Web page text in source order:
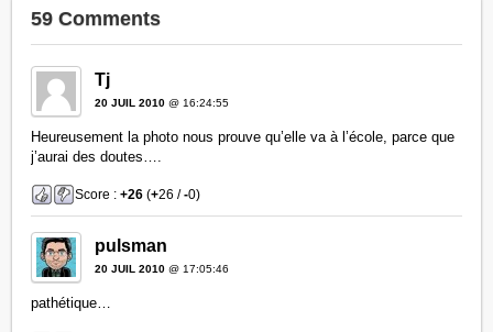
59 Comments
Tj
20 JUIL 2010 @ 16:24:55
Heureusement la photo nous prouve qu’elle va à l’école, parce que
j’aurai des doutes….
Score :+26 (+26 /-0)
pulsman
20 JUIL 2010 @ 17:05:46
pathétique…